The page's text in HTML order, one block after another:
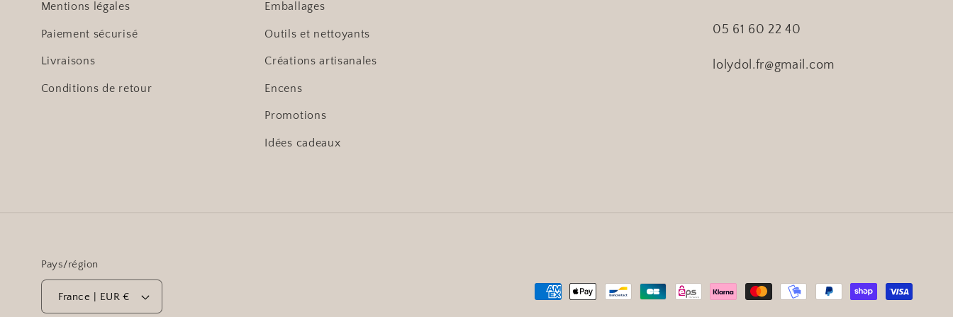
Mentions légales
Paiement sécurisé
Livraisons
Conditions de retour
Emballages
Outils et nettoyants
Créations artisanales
Encens
Promotions
Idées cadeaux
05 61 60 22 40
lolydol.fr@gmail.com
Pays/région
France | EUR €
Moyens